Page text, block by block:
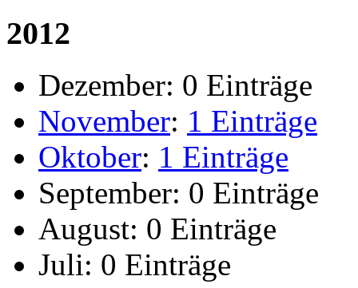
2012
Dezember: 0 Einträge
November: 1 Einträge
Oktober: 1 Einträge
September: 0 Einträge
August: 0 Einträge
Juli: 0 Einträge